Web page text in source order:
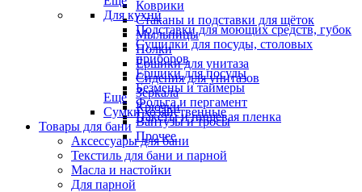
Коврики
Стаканы и подставки для щёток
Мыльницы
Полки
Ёршики для унитаза
Сидения для унитазов
Зеркала
Крючки
Вантузы и тросы
Прочее
Для кухни
Подставки для моющих средств, губок
Сушилки для посуды, столовых
приборов
Ёршики для посуды
Безмены и таймеры
Фольга и пергамент
Пакеты и пищевая пленка
Еще
Сумки хозяйственные
Товары для бани
Аксессуары для бани
Текстиль для бани и парной
Масла и настойки
Для парной